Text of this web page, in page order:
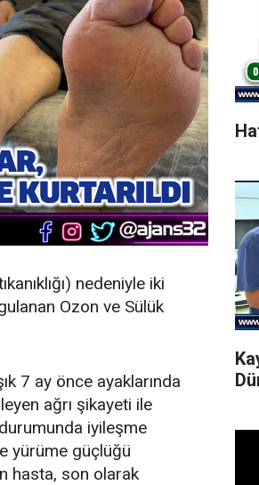
nedeniyle iki
Ozon ve Sülük
7 ay önce ayaklarında
ağrı şikayeti ile
iyileşme
yürüme güçlüğü
hasta, son olarak